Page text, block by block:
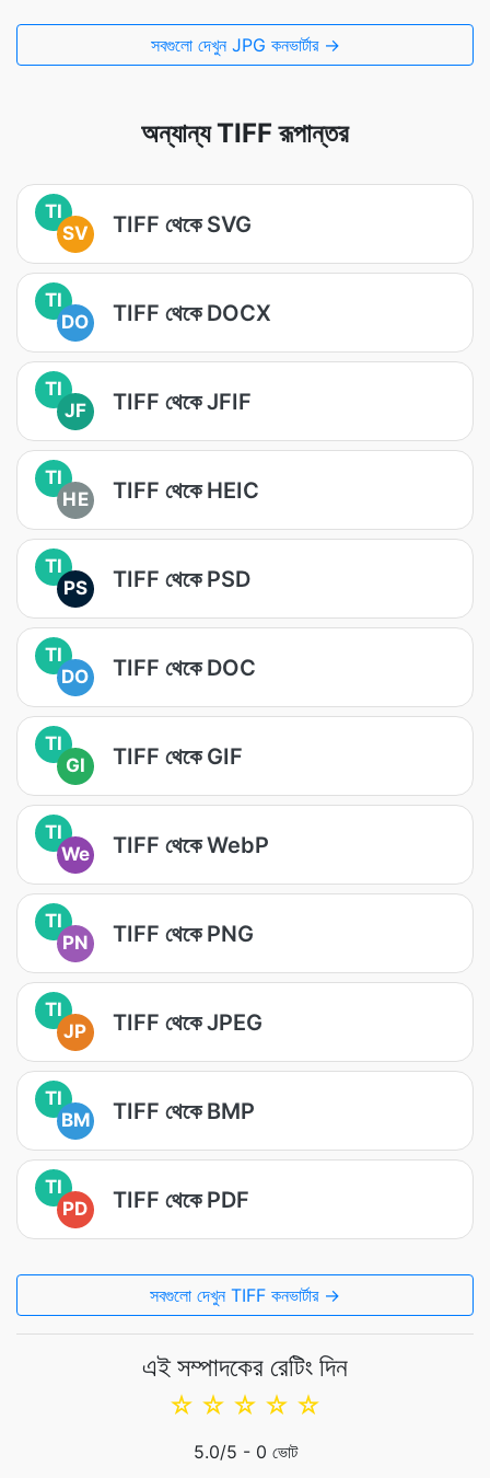
সবগুলো দেখুন JPG কনভার্টার →
অন্যান্য TIFF রূপান্তর
TI
SV
TIFF থেকে SVG
TI
DO
TIFF থেকে DOCX
TI
JF
TIFF থেকে JFIF
TI
HE
TIFF থেকে HEIC
TI
PS
TIFF থেকে PSD
TI
DO
TIFF থেকে DOC
TI
GI
TIFF থেকে GIF
TI
We
TIFF থেকে WebP
TI
PN
TIFF থেকে PNG
TI
JP
TIFF থেকে JPEG
TI
BM
TIFF থেকে BMP
TI
PD
TIFF থেকে PDF
সবগুলো দেখুন TIFF কনভার্টার →
এই সম্পাদকের রেটিং দিন
☆
☆
☆
☆
☆
5.0/5 - 0 ভোট